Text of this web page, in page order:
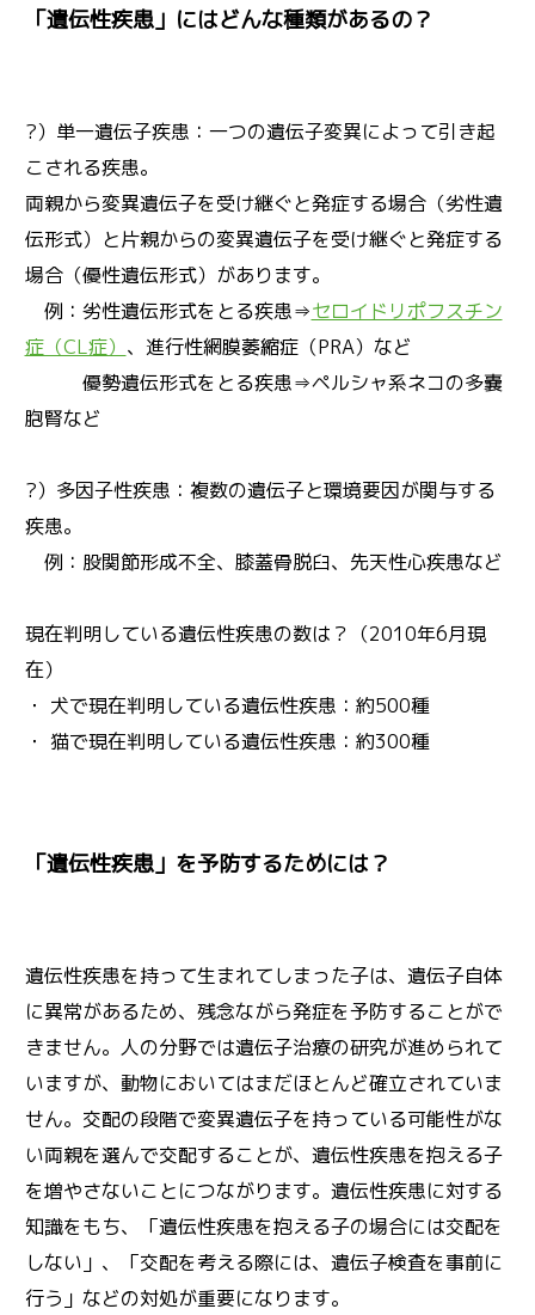
「遺伝性疾患」にはどんな種類があるの？
?）単一遺伝子疾患：一つの遺伝子変異によって引き起
こされる疾患。
両親から変異遺伝子を受け継ぐと発症する場合（劣性遺
伝形式）と片親からの変異遺伝子を受け継ぐと発症する
場合（優性遺伝形式）があります。
例：劣性遺伝形式をとる疾患⇒セロイドリポフスチン
症（CL症） 、進行性網膜萎縮症（PRA）など
優勢遺伝形式をとる疾患⇒ペルシャ系ネコの多嚢
胞腎など
?）多因子性疾患：複数の遺伝子と環境要因が関与する
疾患。
例：股関節形成不全、膝蓋骨脱臼、先天性心疾患など
現在判明している遺伝性疾患の数は？（2010年6月現
在）
・ 犬で現在判明している遺伝性疾患：約500種
・ 猫で現在判明している遺伝性疾患：約300種
「遺伝性疾患」を予防するためには？
遺伝性疾患を持って生まれてしまった子は、遺伝子自体
に異常があるため、残念ながら発症を予防することがで
きません。人の分野では遺伝子治療の研究が進められて
いますが、動物においてはまだほとんど確立されていま
せん。交配の段階で変異遺伝子を持っている可能性がな
い両親を選んで交配することが、遺伝性疾患を抱える子
を増やさないことにつながります。遺伝性疾患に対する
知識をもち、「遺伝性疾患を抱える子の場合には交配を
しない」、「交配を考える際には、遺伝子検査を事前に
行う」などの対処が重要になります。